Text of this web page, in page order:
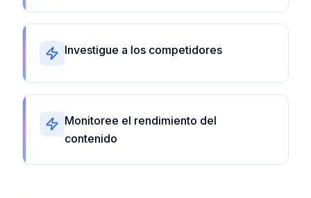
Investigue a los competidores
Monitoree el rendimiento del
contenido